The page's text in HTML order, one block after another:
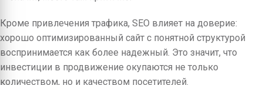
Кроме привлечения трафика, SEO влияет на доверие:
хорошо оптимизированный сайт с понятной структурой
воспринимается как более надежный. Это значит, что
инвестиции в продвижение окупаются не только
количеством, но и качеством посетителей.